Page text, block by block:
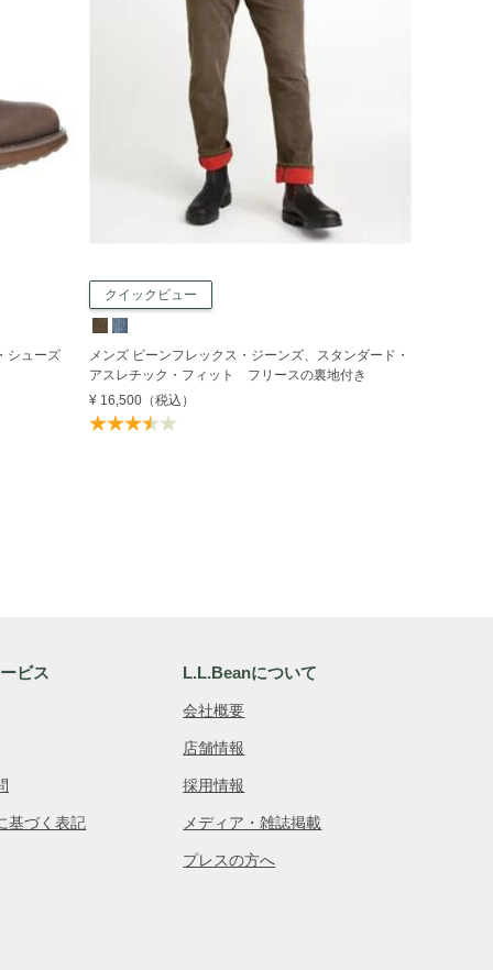
シューズ
クイックビュー
メンズ ビーンフレックス・ジーンズ、スタンダード・
アスレチック・フィット フリースの裏地付き
¥ 16,500（税込）
ビス
基づく表記
L.L.Beanについて
会社概要
店舗情報
採用情報
メディア・雑誌掲載
プレスの方へ